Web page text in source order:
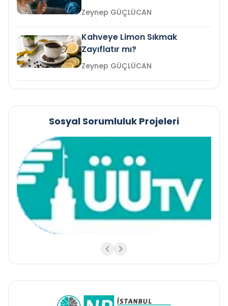
mi?
Zeynep GÜÇLÜCAN
Kahveye Limon Sıkmak
Zayıflatır mı?
Zeynep GÜÇLÜCAN
Sosyal Sorumluluk Projeleri